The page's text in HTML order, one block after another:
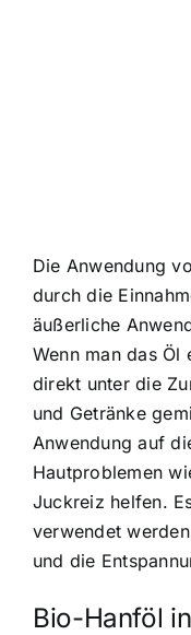
Die Anwendung
durch die
äußerliche
Wenn man das Öl
direkt unter die
und Getränke
Anwendung auf
Hautproblemen
Juckreiz helfen.
verwendet
und die
Bio-Hanföl